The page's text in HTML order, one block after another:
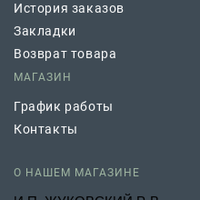
История заказов
Закладки
Возврат товара
МАГАЗИН
График работы
Контакты
О НАШЕМ МАГАЗИНЕ